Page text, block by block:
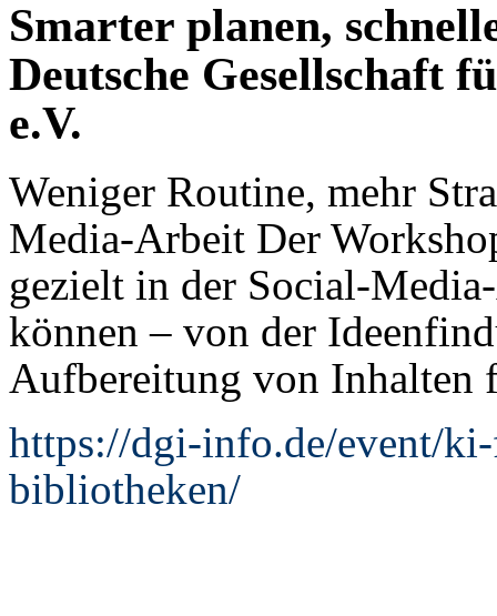
Smarter planen,
Deutsche Gesellschaft
e.V.
Weniger Routine, mehr
Media-Arbeit Der
gezielt in der Social-
können – von der
Aufbereitung von Inhalten
https://dgi-info.de/event/
bibliotheken/